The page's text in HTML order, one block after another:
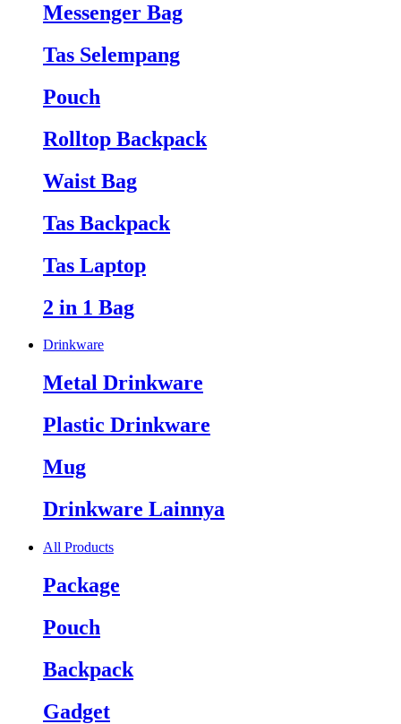
Messenger Bag
Tas Selempang
Pouch
Rolltop Backpack
Waist Bag
Tas Backpack
Tas Laptop
2 in 1 Bag
Drinkware
Metal Drinkware
Plastic Drinkware
Mug
Drinkware Lainnya
All Products
Package
Pouch
Backpack
Gadget